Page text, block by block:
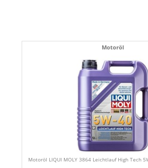
Motoröl
Motoröl LIQUI MOLY 3864 Leichtlauf High Tech